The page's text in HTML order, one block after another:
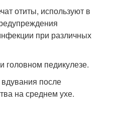
отиты, используют в
при различных
головном педикулезе.
после
на среднем ухе.